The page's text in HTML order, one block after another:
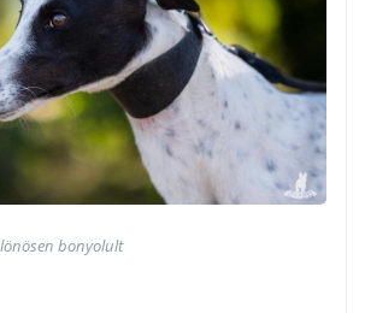
bonyolult